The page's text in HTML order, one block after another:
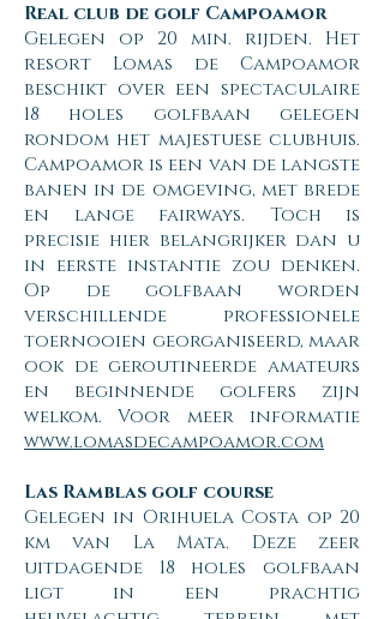
Real club de golf Campoamor
Gelegen op 20 min. rijden. Het
resort Lomas de Campoamor
beschikt over een spectaculaire
18 holes golfbaan gelegen
rondom het majestuese clubhuis.
Campoamor is een van de langste
banen in de omgeving, met brede
en lange fairways. Toch is
precisie hier belangrijker dan u
in eerste instantie zou denken.
Op de golfbaan worden
verschillende professionele
toernooien georganiseerd, maar
ook de geroutineerde amateurs
en beginnende golfers zijn
welkom. Voor meer informatie
www.lomasdecampoamor.com
Las Ramblas golf course
Gelegen in Orihuela Costa op 20
km van La Mata. Deze zeer
uitdagende 18 holes golfbaan
ligt in een prachtig